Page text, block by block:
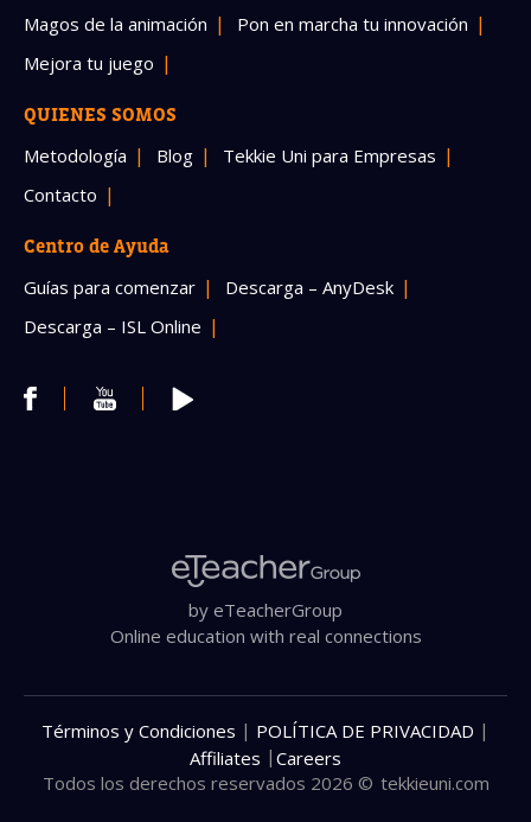
Magos de la animación
Pon en marcha tu innovación
Mejora tu juego
QUIENES SOMOS
Metodología Blog
Tekkie Uni para Empresas
Contacto
Centro de Ayuda
Guías para comenzar
Descarga – AnyDesk
Descarga – ISL Online
by eTeacherGroup
Online education with real connections
Todos los derechos reservados 2026 © tekkieuni.com
Términos y Condiciones | POLÍTICA DE PRIVACIDAD |
Affiliates | Careers